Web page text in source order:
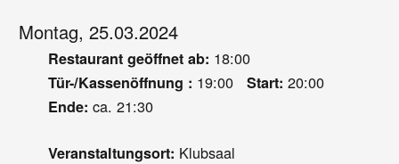
Montag, 25.03.2024
Restaurant geöffnet ab: 18:00
Tür-/Kassenöffnung : 19:00 Start: 20:00
Ende: ca. 21:30
Veranstaltungsort: Klubsaal